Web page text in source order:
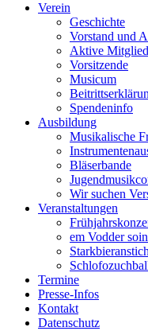
Verein
Geschichte
Vorstand und
Aktive
Vorsitzende
Musicum
Spendeninfo
Ausbildung
Musikalische
Bläserbande
Wir suchen
Veranstaltungen
em Vodder
Starkbieranstich
Termine
Presse-Infos
Kontakt
Datenschutz